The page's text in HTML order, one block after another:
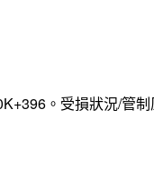
。受損狀況/管